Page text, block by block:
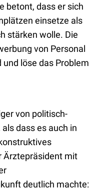
betont, dass er sich
einsetze als
stärken wolle. Die
von Personal
löse das Problem
von politisch-
dass es auch in
Ärztepräsident mit
deutlich machte: